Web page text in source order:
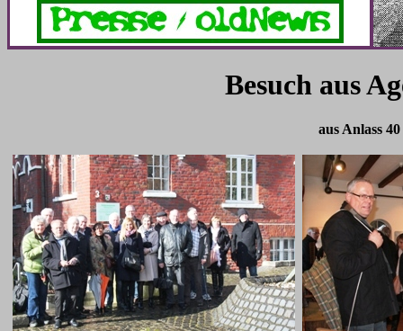
Besuch aus
aus Anlass